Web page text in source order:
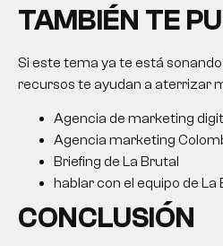
TAMBIÉN TE
Si este tema ya te está
recursos te ayudan a aterrizar
Agencia de marketing
Agencia marketing
Briefing de La Brutal
hablar con el equipo de La
CONCLUSIÓN